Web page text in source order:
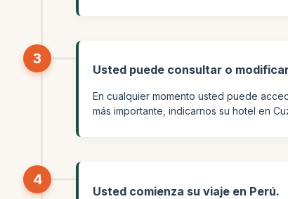
3
Usted puede consultar o
En cualquier momento usted puede
más importante, indicarnos su hotel en
4
Usted comienza su viaje en Perú.